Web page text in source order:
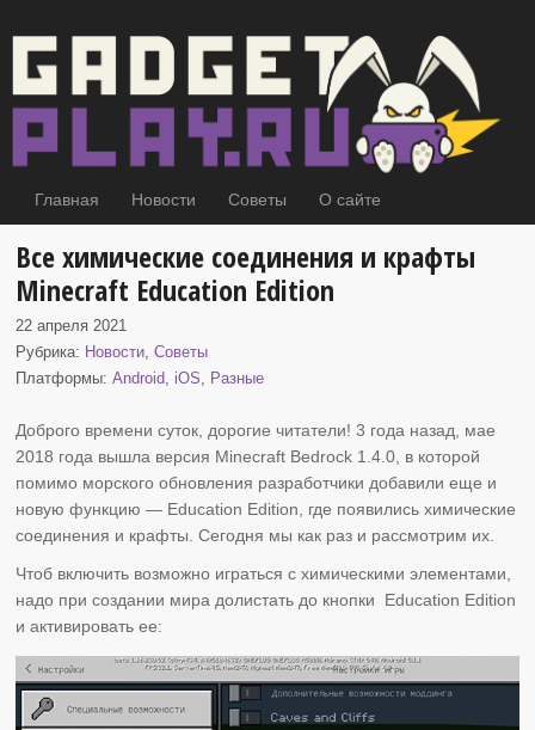
Главная Новости Советы О сайте
Все химические соединения и крафты
Minecraft Education Edition
22 апреля 2021
Рубрика: Новости,Советы
Платформы:Android, iOS, Разные
Доброго времени суток, дорогие читатели! 3 года назад, мае
2018 года вышла версия Minecraft Bedrock 1.4.0, в которой
помимо морского обновления разработчики добавили еще и
новую функцию — Education Edition, где появились химические
соединения и крафты. Сегодня мы как раз и рассмотрим их.
Чтоб включить возможно играться с химическими элементами,
надо при создании мира долистать до кнопки Education Edition
и активировать ее: